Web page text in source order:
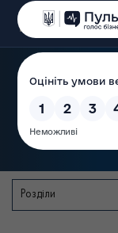
Розділи